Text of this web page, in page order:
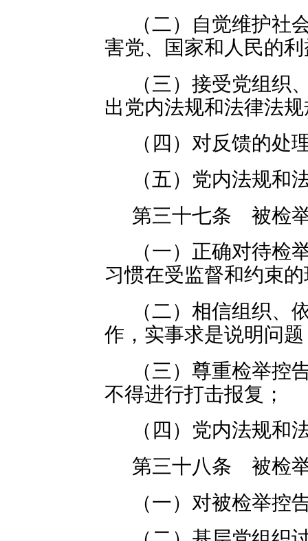
（二）自觉维护社
害党、国家和人民的
（三）接受党组织
出党内法规和法律法
（四）对反馈的处
（五）党内法规和
第三十七条 被检
（一）正确对待检
习惯在受监督和约束
（二）相信组织、
作，实事求是说明问
（三）尊重检举控
不得进行打击报复；
（四）党内法规和
第三十八条 被检
（一）对被检举控